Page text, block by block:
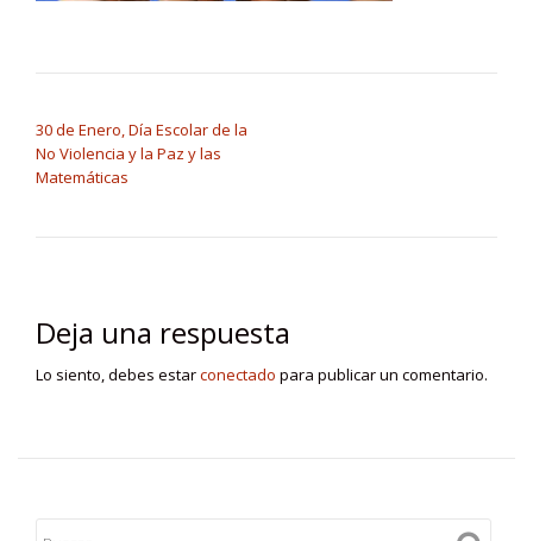
30 de Enero, Día Escolar de la
No Violencia y la Paz y las
Matemáticas
Deja una respuesta
Lo siento, debes estarconectado para publicar un comentario.